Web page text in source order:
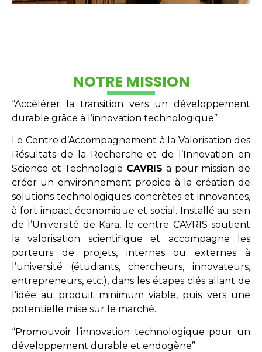
NOTRE MISSION
“Accélérer la transition vers un développement
durable grâce à l’innovation technologique”
Le Centre d’Accompagnement à la Valorisation des
Résultats de la Recherche et de l’Innovation en
Science et Technologie CAVRIS a pour mission de
créer un environnement propice à la création de
solutions technologiques concrètes et innovantes,
à fort impact économique et social. Installé au sein
de l’Université de Kara, le centre CAVRIS soutient
la valorisation scientifique et accompagne les
porteurs de projets, internes ou externes à
l’université (étudiants, chercheurs, innovateurs,
entrepreneurs, etc.), dans les étapes clés allant de
l’idée au produit minimum viable, puis vers une
potentielle mise sur le marché.
“Promouvoir l’innovation technologique pour un
développement durable et endogène”